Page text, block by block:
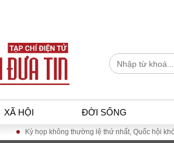
XÃ HỘI ĐỜI SỐNG
Kỳ họp không thường lệ thứ nhất, Quốc hội khóa XVI